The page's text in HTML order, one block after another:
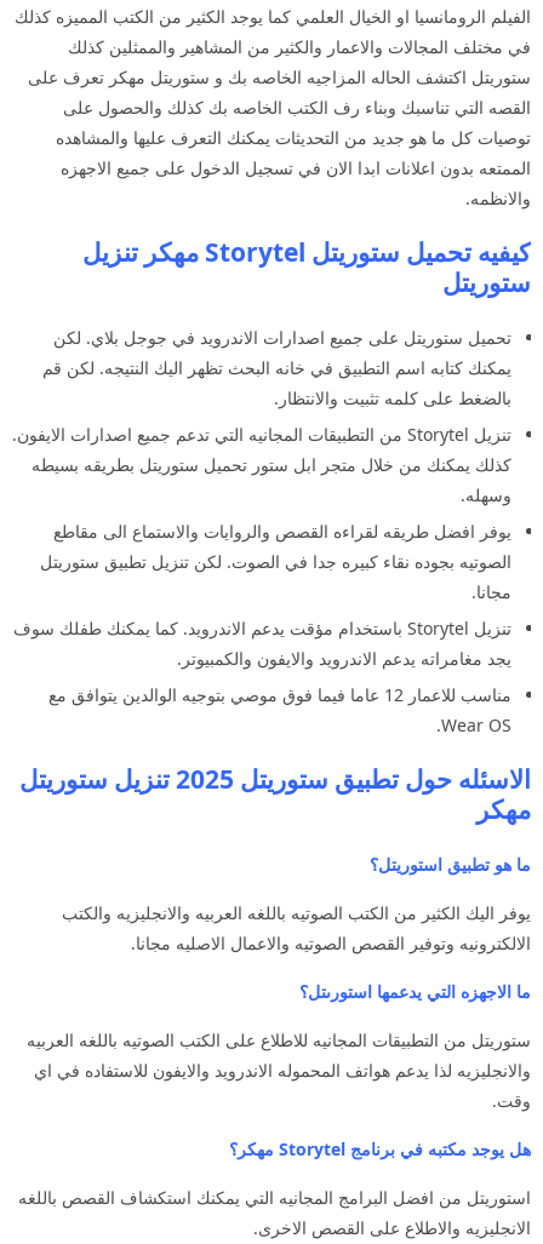
الفيلم الرومانسيا او الخيال العلمي كما يوجد الكثير من الكتب المميزه كذلك
في مختلف المجالات والاعمار والكثير من المشاهير والممثلين كذلك
ستوريتل اكتشف الحاله المزاجيه الخاصه بك و ستوريتل مهكر تعرف على
القصه التي تناسبك وبناء رف الكتب الخاصه بك كذلك والحصول على
توصيات كل ما هو جديد من التحديثات يمكنك التعرف عليها والمشاهده
الممتعه بدون اعلانات ابدا الان في تسجيل الدخول على جميع الاجهزه
والانظمه.
كيفيه تحميل ستوريتل Storytel مهكر تنزيل
ستوريتل
تحميل ستوريتل على جميع اصدارات الاندرويد في جوجل بلاي. لكن
يمكنك كتابه اسم التطبيق في خانه البحث تظهر اليك النتيجه. لكن قم
بالضغط على كلمه تثبيت والانتظار.
تنزيل Storytel من التطبيقات المجانيه التي تدعم جميع اصدارات الايفون.
كذلك يمكنك من خلال متجر ابل ستور تحميل ستوريتل بطريقه بسيطه
وسهله.
يوفر افضل طريقه لقراءه القصص والروايات والاستماع الى مقاطع
الصوتيه بجوده نقاء كبيره جدا في الصوت. لكن تنزيل تطبيق ستوريتل
مجانا.
تنزيل Storytel باستخدام مؤقت يدعم الاندرويد. كما يمكنك طفلك سوف
يجد مغامراته يدعم الاندرويد والايفون والكمبيوتر.
مناسب للاعمار 12 عاما فيما فوق موصي بتوجيه الوالدين يتوافق مع
Wear OS.
الاسئله حول تطبيق ستوريتل 2025 تنزيل ستوريتل
مهكر
ما هو تطبيق استوريتل؟
يوفر اليك الكثير من الكتب الصوتيه باللغه العربيه والانجليزيه والكتب
الالكترونيه وتوفير القصص الصوتيه والاعمال الاصليه مجانا.
ما الاجهزه التي يدعمها استورىتل؟
ستوريتل من التطبيقات المجانيه للاطلاع على الكتب الصوتيه باللغه العربيه
والانجليزيه لذا يدعم هواتف المحموله الاندرويد والايفون للاستفاده في اي
وقت.
هل يوجد مكتبه في برنامج Storytel مهكر؟
استوريتل من افضل البرامج المجانيه التي يمكنك استكشاف القصص باللغه
الانجليزيه والاطلاع على القصص الاخرى.